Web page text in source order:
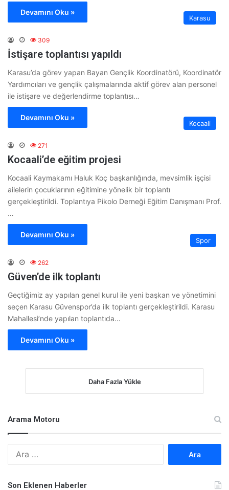
Devamını Oku »
Karasu
309
İstişare toplantısı yapıldı
Karasu’da görev yapan Bayan Gençlik Koordinatörü, Koordinatör
Yardımcıları ve gençlik çalışmalarında aktif görev alan personel
ile istişare ve değerlendirme toplantısı…
Devamını Oku »
Kocaali
271
Kocaali’de eğitim projesi
Kocaali Kaymakamı Haluk Koç başkanlığında, mevsimlik işçisi
ailelerin çocuklarının eğitimine yönelik bir toplantı
gerçekleştirildi. Toplantıya Pikolo Derneği Eğitim Danışmanı Prof.
…
Devamını Oku »
Spor
262
Güven’de ilk toplantı
Geçtiğimiz ay yapılan genel kurul ile yeni başkan ve yönetimini
seçen Karasu Güvenspor’da ilk toplantı gerçekleştirildi. Karasu
Mahallesi’nde yapılan toplantıda…
Devamını Oku »
Daha Fazla Yükle
Arama Motoru
Son Eklenen Haberler